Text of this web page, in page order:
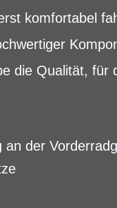
komfortabel
die Qualität, für
an der